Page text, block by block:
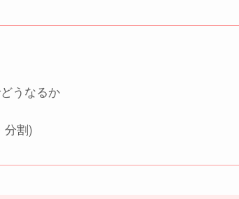
うなるか
分割)